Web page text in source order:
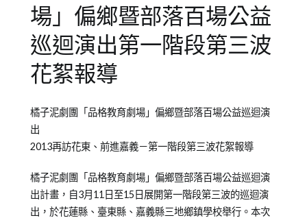
場」偏鄉暨部落百場公益
巡迴演出第一階段第三波
花絮報導
Posted
on
2013-
19
Posted
in
橘
泥
青
少
橘子泥劇團「品格教育劇場」偏鄉暨部落百場公益巡迴演
出
2013再訪花東、前進嘉義－第一階段第三波花絮報導
橘子泥劇團「品格教育劇場」偏鄉暨部落百場公益巡迴演
出計畫，自3月11日至15日展開第一階段第三波的巡迴演
出，於花蓮縣、臺東縣、嘉義縣三地鄉鎮學校舉行。本次